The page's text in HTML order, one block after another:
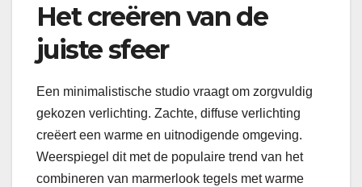
Het creëren van de
juiste sfeer
Een minimalistische studio vraagt om zorgvuldig
gekozen verlichting. Zachte, diffuse verlichting
creëert een warme en uitnodigende omgeving.
Weerspiegel dit met de populaire trend van het
combineren van marmerlook tegels met warme